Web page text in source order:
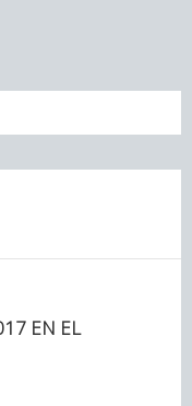
EN EL